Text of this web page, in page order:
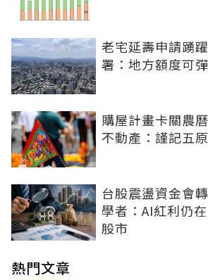
老宅延壽申請踴
署：地方額度可
購屋計畫卡關農
不動產：謹記五
台股震盪資金會
學者：AI紅利仍
股市
熱門文章